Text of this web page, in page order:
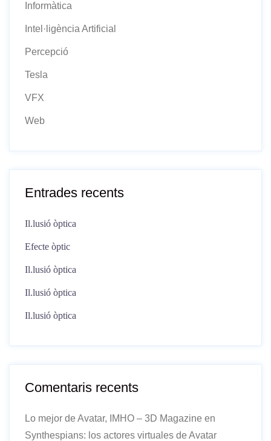
Informàtica
Intel·ligència Artificial
Percepció
Tesla
VFX
Web
Entrades recents
Il.lusió òptica
Efecte òptic
Il.lusió òptica
Il.lusió òptica
Il.lusió òptica
Comentaris recents
Lo mejor de Avatar, IMHO – 3D Magazine en
Synthespians: los actores virtuales de Avatar